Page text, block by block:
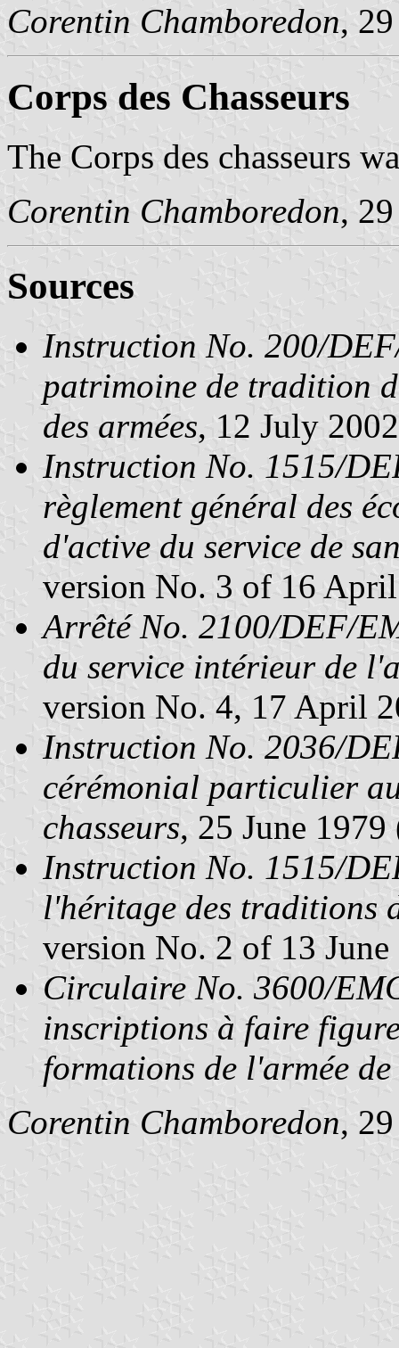
Corentin Chamboredon,
Corps des Chasseurs
The Corps des chasseurs
Corentin Chamboredon,
Sources
Instruction No. 200/
patrimoine de tradition
des armées, 12 July
Instruction No. 1515/
règlement général des
d'active du service de
version No. 3 of 16
Arrêté No. 2100/DEF/
du service intérieur de
version No. 4, 17 April
Instruction No. 2036/
cérémonial particulier
chasseurs, 25 June 1979
Instruction No. 1515/
l'héritage des traditions
version No. 2 of 13
Circulaire No. 3600/
inscriptions à faire
formations de l'armée
Corentin Chamboredon,